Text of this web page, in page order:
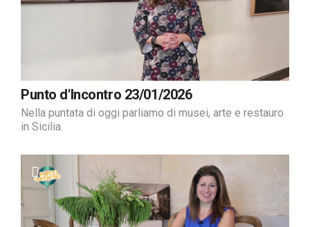
Punto d'Incontro 23/01/2026
Nella puntata di oggi parliamo di musei, arte e restauro
in Sicilia.